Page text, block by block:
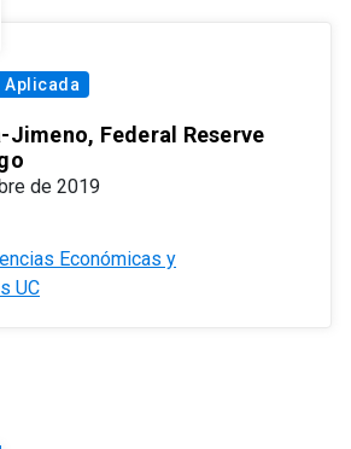
Jimeno, Federal Reserve
de 2019
Económicas y
UC